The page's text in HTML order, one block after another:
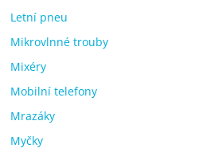
Letní pneu
Mikrovlnné trouby
Mixéry
Mobilní telefony
Mrazáky
Myčky